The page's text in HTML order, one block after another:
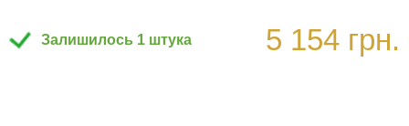
Залишилось 1 штука 5 154 грн.